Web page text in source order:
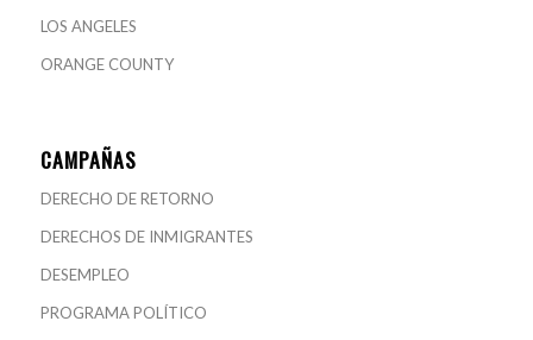
LOS ANGELES
ORANGE COUNTY
CAMPAÑAS
DERECHO DE RETORNO
DERECHOS DE INMIGRANTES
DESEMPLEO
PROGRAMA POLÍTICO